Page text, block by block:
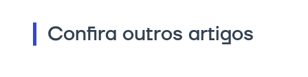
Confira outros artigos